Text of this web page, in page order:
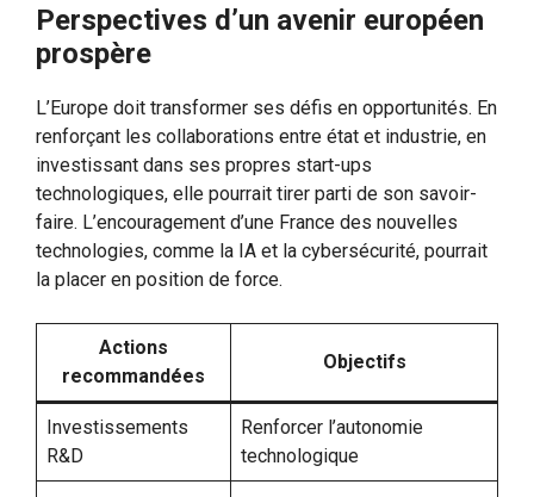
Perspectives d’un avenir européen
prospère
L’Europe doit transformer ses défis en opportunités. En
renforçant les collaborations entre état et industrie, en
investissant dans ses propres start-ups
technologiques, elle pourrait tirer parti de son savoir-
faire. L’encouragement d’une France des nouvelles
technologies, comme la IA et la cybersécurité, pourrait
la placer en position de force.
Actions
recommandées
Objectifs
Investissements
R&D
Renforcer l’autonomie
technologique